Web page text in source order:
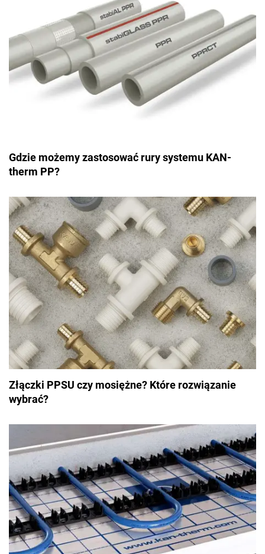
Gdzie możemy zastosować rury systemu KAN-
therm PP?
Złączki PPSU czy mosiężne? Które rozwiązanie
wybrać?